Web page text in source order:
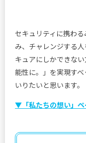
セキュリティに携わ
み、チャレンジする
キュアにしかできな
能性に。」を実現す
いりたいと思います。
▼「私たちの想い」ペ